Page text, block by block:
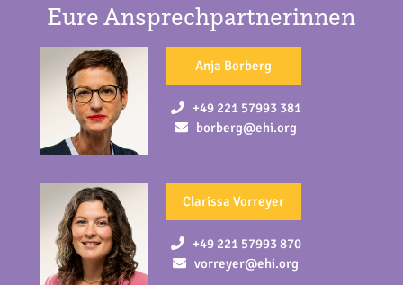
Eure Ansprechpartnerinnen
Anja Borberg
+49 221 57993 381
borberg@ehi.org
Clarissa Vorreyer
+49 221 57993 870
vorreyer@ehi.org